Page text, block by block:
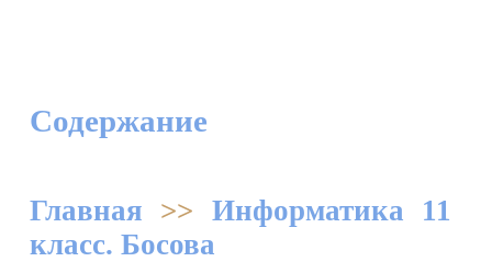
Содержание
Главная >> Информатика 11
класс. Босова